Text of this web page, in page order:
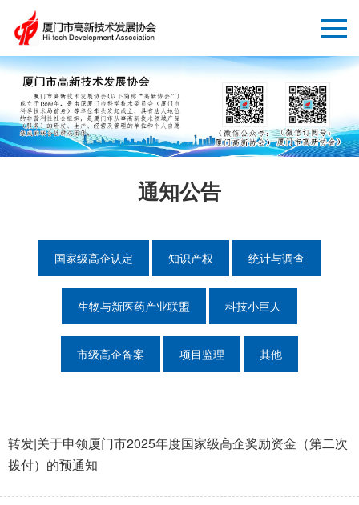
通知公告
国家级高企认定 知识产权 统计与调查
生物与新医药产业联盟 科技小巨人
市级高企备案 项目监理 其他
转发|关于申领厦门市2025年度国家级高企奖励资金（第二次
拨付）的预通知